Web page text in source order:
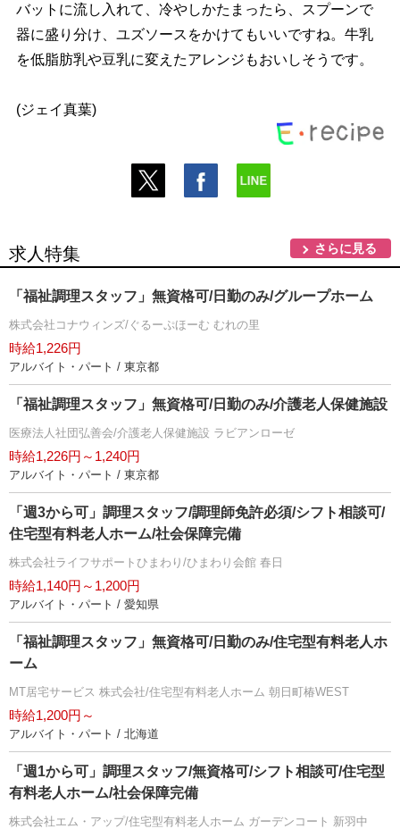
バットに流し入れて、冷やしかたまったら、スプーンで
器に盛り分け、ユズソースをかけてもいいですね。牛乳
を低脂肪乳や豆乳に変えたアレンジもおいしそうです。
(ジェイ真葉)
求人特集 さらに見る
「福祉調理スタッフ」無資格可/日勤のみ/グループホーム
株式会社コナウィンズ/ぐるーぷほーむ むれの里
時給1,226円
アルバイト・パート / 東京都
「福祉調理スタッフ」無資格可/日勤のみ/介護老人保健施設
医療法人社団弘善会/介護老人保健施設 ラビアンローゼ
時給1,226円～1,240円
アルバイト・パート / 東京都
「週3から可」調理スタッフ/調理師免許必須/シフト相談可/
住宅型有料老人ホーム/社会保障完備
株式会社ライフサポートひまわり/ひまわり会館 春日
時給1,140円～1,200円
アルバイト・パート / 愛知県
「福祉調理スタッフ」無資格可/日勤のみ/住宅型有料老人ホ
ーム
MT居宅サービス 株式会社/住宅型有料老人ホーム 朝日町椿WEST
時給1,200円～
アルバイト・パート / 北海道
「週1から可」調理スタッフ/無資格可/シフト相談可/住宅型
有料老人ホーム/社会保障完備
株式会社エム・アップ/住宅型有料老人ホーム ガーデンコート 新羽中